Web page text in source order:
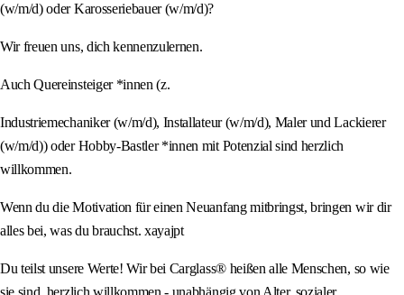
(w/m/d) oder Karosseriebauer (w/m/d)?
Wir freuen uns, dich kennenzulernen.
Auch Quereinsteiger *innen (z.
Industriemechaniker (w/m/d), Installateur (w/m/d), Maler und Lackierer
(w/m/d)) oder Hobby-Bastler *innen mit Potenzial sind herzlich
willkommen.
Wenn du die Motivation für einen Neuanfang mitbringst, bringen wir dir
alles bei, was du brauchst. xayajpt
Du teilst unsere Werte! Wir bei Carglass® heißen alle Menschen, so wie